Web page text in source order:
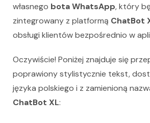
własnego bota WhatsApp, który
zintegrowany z platformą ChatBot
obsługi klientów bezpośrednio w
Oczywiście! Poniżej znajduje się
poprawiony stylistycznie tekst,
języka polskiego i z zamienioną
ChatBot XL: